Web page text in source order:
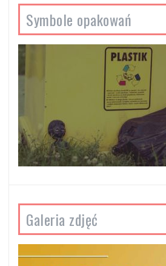
Symbole opakowań
Galeria zdjęć